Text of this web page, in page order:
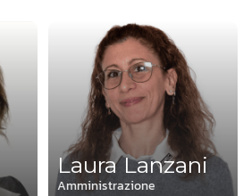
Laura Lanzani
Amministrazione